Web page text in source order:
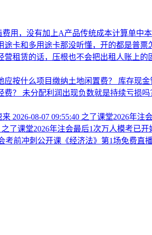
用，没有加上A产品传统成本计算单中
途卡和多用途卡那没听懂，开的都是普票
营租赁的话，压根也不会把出租人账上
应按什么项目缴纳土地闲置费？ 库存现
费？ 未分配利润出现负数就是持续亏损吗
来 2026-08-07 09:55:40 之了课堂2026年注
之了课堂2026年注会最后1次万人模考已
考前冲刺公开课《经济法》第1场免费直